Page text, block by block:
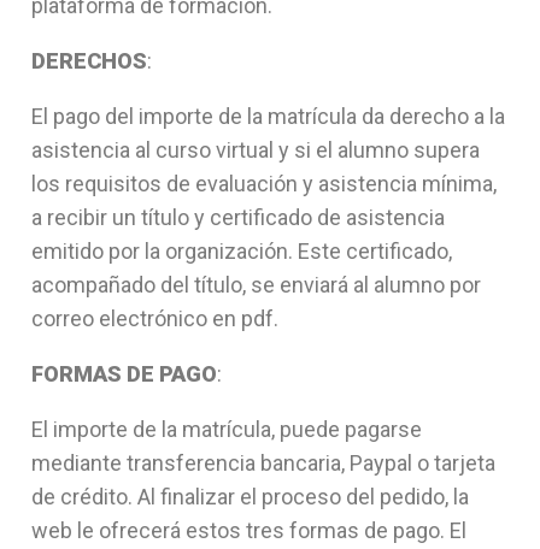
plataforma de formación.
DERECHOS:
El pago del importe de la matrícula da derecho a la
asistencia al curso virtual y si el alumno supera
los requisitos de evaluación y asistencia mínima,
a recibir un título y certificado de asistencia
emitido por la organización. Este certificado,
acompañado del título, se enviará al alumno por
correo electrónico en pdf.
FORMAS DE PAGO:
El importe de la matrícula, puede pagarse
mediante transferencia bancaria, Paypal o tarjeta
de crédito. Al finalizar el proceso del pedido, la
web le ofrecerá estos tres formas de pago. El